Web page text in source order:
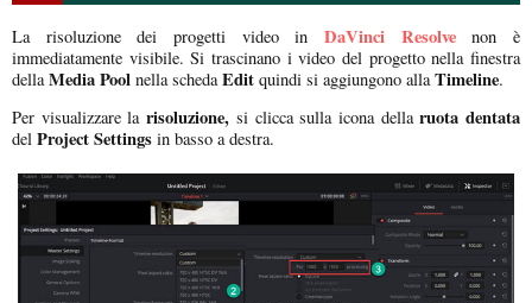
La risoluzione dei progetti video in DaVinci Resolvenon è
immediatamente visibile. Si trascinano i video del progetto nella finestra
della Media Pool nella schedaEdit quindi si aggiungono alla Timeline.
Per visualizzare larisoluzione, si clicca sulla icona dellaruota dentata
del Project Settings in basso a destra.